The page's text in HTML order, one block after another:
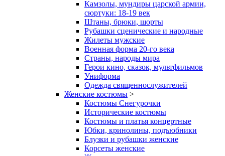
Камзолы, мундиры царской армии,
сюртуки: 18-19 век
Штаны, брюки, шорты
Рубашки сценические и народные
Жилеты мужские
Военная форма 20-го века
Страны, народы мира
Герои кино, сказок, мультфильмов
Униформа
Одежда священнослужителей
Женские костюмы >
Костюмы Снегурочки
Исторические костюмы
Костюмы и платья концертные
Юбки, кринолины, подъюбники
Блузки и рубашки женские
Корсеты женские